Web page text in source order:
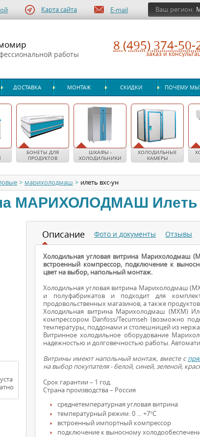
Карта сайта E-mail Ваш регион:
работы
8 (495) 374-50-
заказ и
ДОСТАВКА МОНТАЖ СКИДКИ ПОЧЕМУ
БОНЕТЫ ДЛЯ
ПРОДУКТОВ
ШКАФЫ -
ХОЛОДИЛЬНИКИ
ХОЛОДИЛЬНЫЕ
КАМЕРЫ
> марихолодмаш > илеть вхс-ун
МАРИХОЛОДМАШ
Описание
Холодильная угловая витрина Марихолодмаш
встроенный компрессор, подключение к
цвет на выбор, напольный монтаж.
Холодильная угловая витрина Марихолодмаш
и полуфабрикатов и подходит для
продовольственных магазинов, а также
Холодильная витрина Марихолодмаш (МХМ)
компрессором Danfoss/Tecumseh (возможно
температуры, поддонами и столешницей из
Витринное холодильное оборудование
надежностью и долговечностью работы.
Витрины имеют напольный монтаж, вместе с
на выбор покупателя - белой, синей, зеленой,
Срок гарантии – 1 год.
Страна производства – Россия
среднетемпературная угловая витрина
температурный режим: 0 … +7°С
встроенный импортный компрессор
подключение к выносному
Фото и документы Отзывы